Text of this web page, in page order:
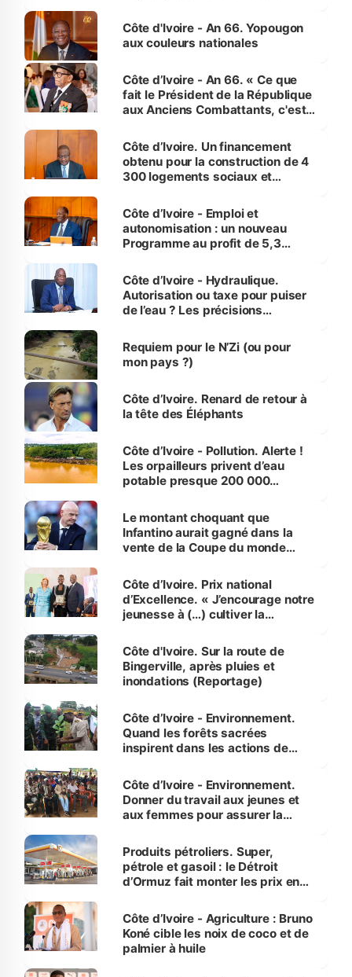
l'Etat de droit pour préserver les
vies humaines »
Côte d'Ivoire - An 66. Yopougon
aux couleurs nationales
Côte d’Ivoire - An 66. « Ce que
fait le Président de la République
aux Anciens Combattants, c'est
Côte d’Ivoire. Un financement
obtenu pour la construction de 4
300 logements sociaux et
et Yamoussoukro
Côte d’Ivoire - Emploi et
autonomisation : un nouveau
Programme au profit de 5,3
Côte d’Ivoire - Hydraulique.
Autorisation ou taxe pour puiser
de l’eau ? Les précisions
Requiem pour le N’Zi (ou pour
mon pays ?)
Côte d’Ivoire. Renard de retour à
la tête des Éléphants
Côte d’Ivoire - Pollution. Alerte !
Les orpailleurs privent d’eau
potable presque 200 000
Le montant choquant que
Infantino aurait gagné dans la
vente de la Coupe du monde
Côte d’Ivoire. Prix national
d’Excellence. « J’encourage notre
jeunesse à (…) cultiver la
(Alassane Ouattara
Côte d'Ivoire. Sur la route de
Bingerville, après pluies et
inondations (Reportage)
Côte d’Ivoire - Environnement.
Quand les forêts sacrées
inspirent dans les actions de
Côte d’Ivoire - Environnement.
Donner du travail aux jeunes et
aux femmes pour assurer la
menacées
Produits pétroliers. Super,
pétrole et gasoil : le Détroit
d’Ormuz fait monter les prix en
Côte d’Ivoire - Agriculture : Bruno
Koné cible les noix de coco et de
palmier à huile